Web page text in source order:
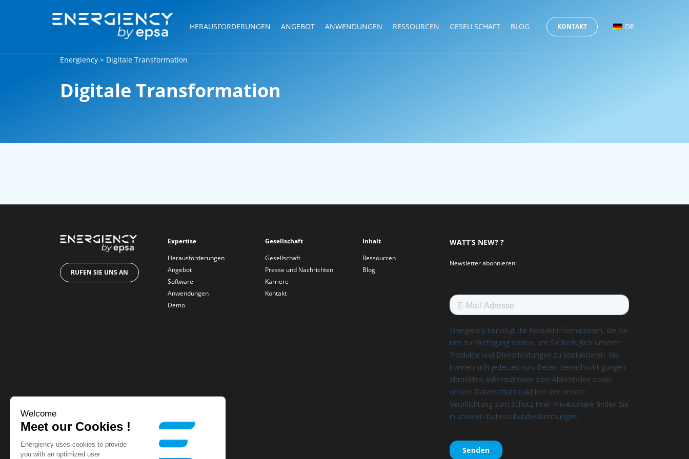
HERAUSFORDERUNGEN ANGEBOT ANWENDUNGEN RESSOURCEN GESELLSCHAFT BLOG KONTAKT DE
Energiency > Digitale Transformation
Digitale Transformation
RUFEN SIE UNS AN
Expertise
Herausforderungen
Angebot
Software
Anwendungen
Demo
Gesellschaft
Gesellschaft
Presse und Nachrichten
Karriere
Kontakt
Inhalt
Ressourcen
Blog
WATT’S NEW? ?
Newsletter abonnieren:
Welcome
Meet our Cookies !
Energiency uses cookies to provide
you with an optimized user